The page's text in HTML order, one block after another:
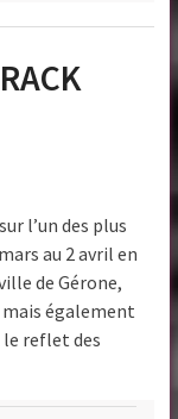
l’un des plus
au 2 avril en
de Gérone,
mais également
reflet des